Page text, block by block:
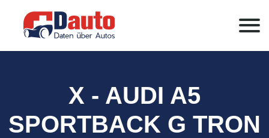
X - AUDI A5
SPORTBACK G TRON